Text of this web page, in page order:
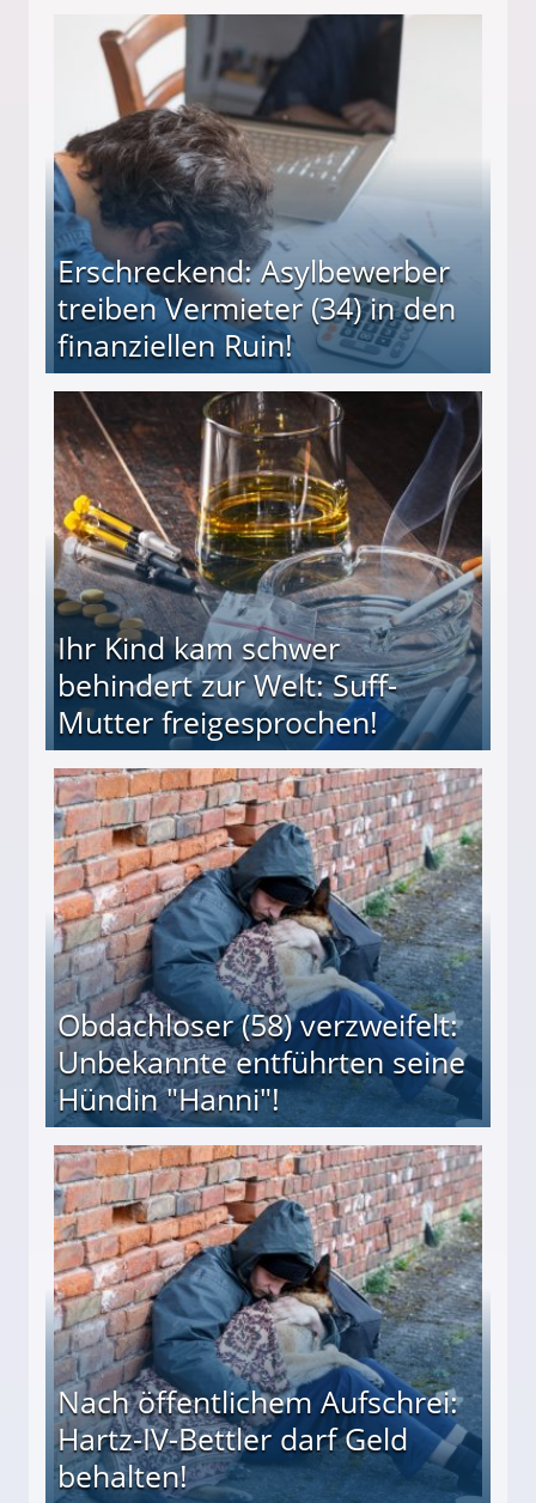
Erschreckend: Asylbewerber
treiben Vermieter (34) in den
finanziellen Ruin!
(34) in den finanziellen Ruin!
Ihr Kind kam schwer
behindert zur Welt: Suff-
Mutter freigesprochen!
Mutter freigesprochen!
Obdachloser (58) verzweifelt:
Unbekannte entführten seine
Hündin "Hanni"!
entführten seine Hündin "Hanni"!
Nach öffentlichem Aufschrei:
Hartz-IV-Bettler darf Geld
behalten!